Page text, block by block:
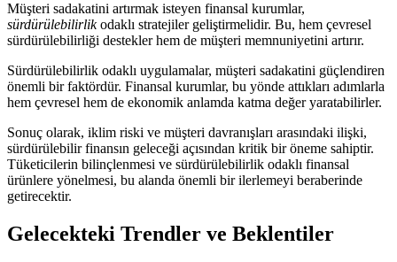
Müşteri sadakatini artırmak isteyen finansal kurumlar,
sürdürülebilirlikodaklı stratejiler geliştirmelidir. Bu, hem çevresel
sürdürülebilirliği destekler hem de müşteri memnuniyetini artırır.
Sürdürülebilirlik odaklı uygulamalar, müşteri sadakatini güçlendiren
önemli bir faktördür. Finansal kurumlar, bu yönde attıkları adımlarla
hem çevresel hem de ekonomik anlamda katma değer yaratabilirler.
Sonuç olarak, iklim riski ve müşteri davranışları arasındaki ilişki,
sürdürülebilir finansın geleceği açısından kritik bir öneme sahiptir.
Tüketicilerin bilinçlenmesi ve sürdürülebilirlik odaklı finansal
ürünlere yönelmesi, bu alanda önemli bir ilerlemeyi beraberinde
getirecektir.
Gelecekteki Trendler ve Beklentiler